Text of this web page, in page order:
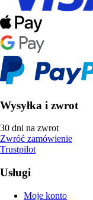
Wysyłka i zwrot
30 dni na zwrot
Zwróć zamówienie
Trustpilot
Usługi
Moje konto